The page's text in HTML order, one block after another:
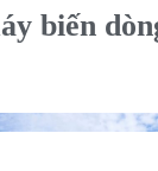
biến